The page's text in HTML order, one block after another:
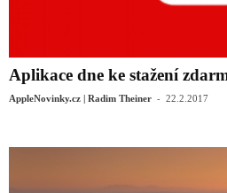
Aplikace dne ke stažení
AppleNovinky.cz | Radim Theiner - 22.2.2017